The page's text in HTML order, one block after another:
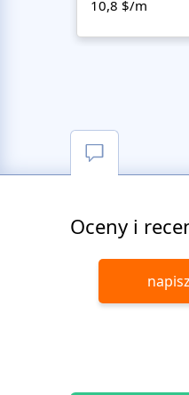
10,8 $/m
Oceny i